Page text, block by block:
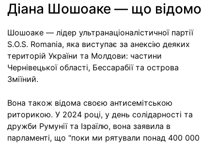
Діана Шошоаке — що відомо
Шошоаке — лідер ультранаціоналістичної партії
S.O.S. Romania, яка виступає за анексію деяких
територій України та Молдови: частини
Чернівецької області, Бессарабії та острова
Зміїний.
Вона також відома своєю антисемітською
риторикою. У 2024 році, у день солідарності та
дружби Румунії та Ізраїлю, вона заявила в
парламенті, що "поки ми рятували понад 400 000